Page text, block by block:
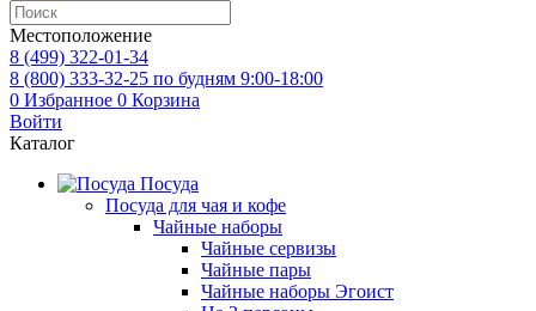
Местоположение
8 (499) 322-01-34
8 (800) 333-32-25 по будням 9:00-18:00
0 Избранное 0 Корзина
Войти
Каталог
Посуда
Посуда для чая и кофе
Чайные наборы
Чайные сервизы
Чайные пары
Чайные наборы Эгоист